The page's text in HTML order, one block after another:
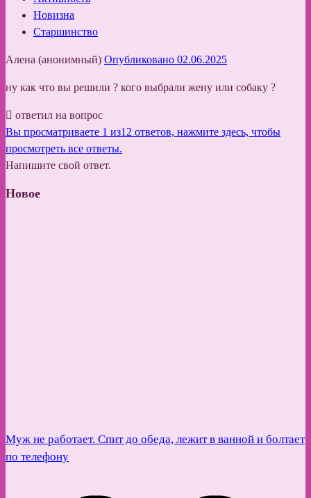
Новизна
Старшинство
Алена (анонимный) Опубликовано 02.06.2025
ну как что вы решили ? кого выбрали жену или собаку ?
ответил на вопрос
Вы просматриваете 1 из12 ответов, нажмите здесь, чтобы
просмотреть все ответы.
Напишите свой ответ.
Новое
Муж не работает. Спит до обеда, лежит в ванной и болтает
по телефону